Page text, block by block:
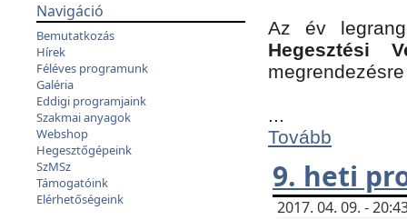
Navigáció
Bemutatkozás
Hírek
Féléves programunk
Galéria
Eddigi programjaink
Szakmai anyagok
Webshop
Hegesztőgépeink
SzMSz
Támogatóink
Elérhetőségeink
Az év
Hegesztési
...
Tovább
9. heti
2017. 04. 09. -